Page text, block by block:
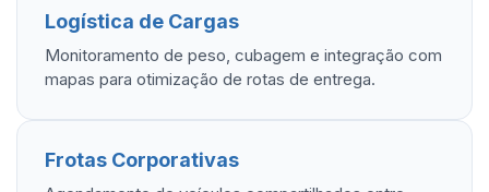
Logística de Cargas
Monitoramento de peso, cubagem e integração com
mapas para otimização de rotas de entrega.
Frotas Corporativas